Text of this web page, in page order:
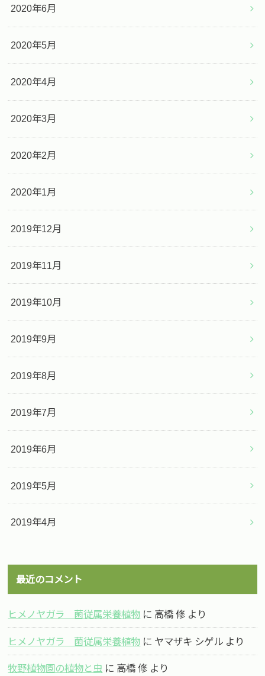
2020年6月
2020年5月
2020年4月
2020年3月
2020年2月
2020年1月
2019年12月
2019年11月
2019年10月
2019年9月
2019年8月
2019年7月
2019年6月
2019年5月
2019年4月
最近のコメント
ヒメノヤガラ 菌従属栄養植物 に 高橋 修 より
ヒメノヤガラ 菌従属栄養植物 に ヤマザキ シゲル より
牧野植物園の植物と虫 に 高橋 修 より